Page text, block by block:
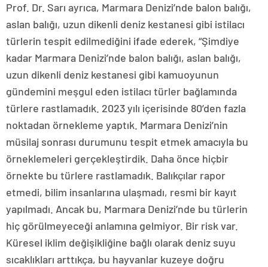
Prof. Dr. Sarı ayrıca, Marmara Denizi’nde balon balığı,
aslan balığı, uzun dikenli deniz kestanesi gibi istilacı
türlerin tespit edilmediğini ifade ederek, “Şimdiye
kadar Marmara Denizi’nde balon balığı, aslan balığı,
uzun dikenli deniz kestanesi gibi kamuoyunun
gündemini meşgul eden istilacı türler bağlamında
türlere rastlamadık. 2023 yılı içerisinde 80’den fazla
noktadan örnekleme yaptık. Marmara Denizi’nin
müsilaj sonrası durumunu tespit etmek amacıyla bu
örneklemeleri gerçekleştirdik. Daha önce hiçbir
örnekte bu türlere rastlamadık. Balıkçılar rapor
etmedi, bilim insanlarına ulaşmadı, resmi bir kayıt
yapılmadı. Ancak bu, Marmara Denizi’nde bu türlerin
hiç görülmeyeceği anlamına gelmiyor. Bir risk var.
Küresel iklim değişikliğine bağlı olarak deniz suyu
sıcaklıkları arttıkça, bu hayvanlar kuzeye doğru